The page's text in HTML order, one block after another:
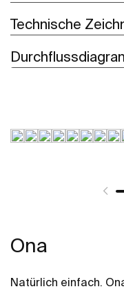
Technische
Ona
Natürlich einfach.